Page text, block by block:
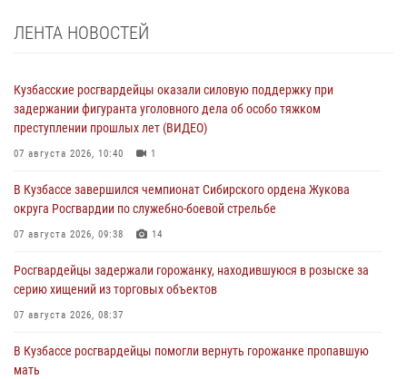
ЛЕНТА НОВОСТЕЙ
Кузбасские росгвардейцы оказали силовую поддержку при
задержании фигуранта уголовного дела об особо тяжком
преступлении прошлых лет (ВИДЕО)
07 августа 2026, 10:40 1
В Кузбассе завершился чемпионат Сибирского ордена Жукова
округа Росгвардии по служебно-боевой стрельбе
07 августа 2026, 09:38 14
Росгвардейцы задержали горожанку, находившуюся в розыске за
серию хищений из торговых объектов
07 августа 2026, 08:37
В Кузбассе росгвардейцы помогли вернуть горожанке пропавшую
мать